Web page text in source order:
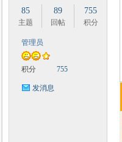
85
主题
89
回帖
755
积分
管理员
积分 755
发消息